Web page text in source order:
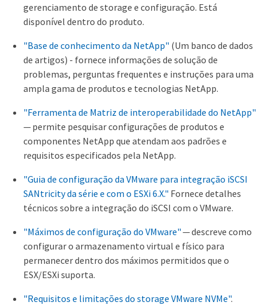
gerenciamento de storage e configuração. Está
disponível dentro do produto.
"Base de conhecimento da NetApp" (Um banco de dados
de artigos) - fornece informações de solução de
problemas, perguntas frequentes e instruções para uma
ampla gama de produtos e tecnologias NetApp.
"Ferramenta de Matriz de interoperabilidade do NetApp"
— permite pesquisar configurações de produtos e
componentes NetApp que atendam aos padrões e
requisitos especificados pela NetApp.
"Guia de configuração da VMware para integração iSCSI
SANtricity da série e com o ESXi 6.X." Fornece detalhes
técnicos sobre a integração do iSCSI com o VMware.
"Máximos de configuração do VMware"— descreve como
configurar o armazenamento virtual e físico para
permanecer dentro dos máximos permitidos que o
ESX/ESXi suporta.
"Requisitos e limitações do storage VMware NVMe".